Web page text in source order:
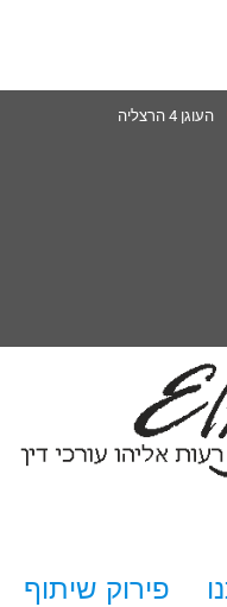
העוגן 4 הרצליה
פירוק שיתוף